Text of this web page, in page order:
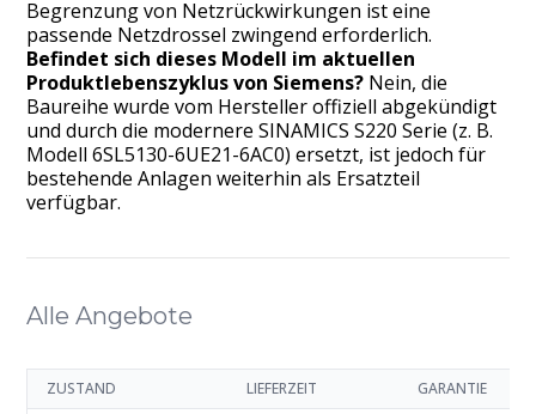
Begrenzung von Netzrückwirkungen ist eine
passende Netzdrossel zwingend erforderlich.
Befindet sich dieses Modell im aktuellen
Produktlebenszyklus von Siemens? Nein, die
Baureihe wurde vom Hersteller offiziell abgekündigt
und durch die modernere SINAMICS S220 Serie (z. B.
Modell 6SL5130-6UE21-6AC0) ersetzt, ist jedoch für
bestehende Anlagen weiterhin als Ersatzteil
verfügbar.
Alle Angebote
ZUSTAND LIEFERZEIT GARANTIE